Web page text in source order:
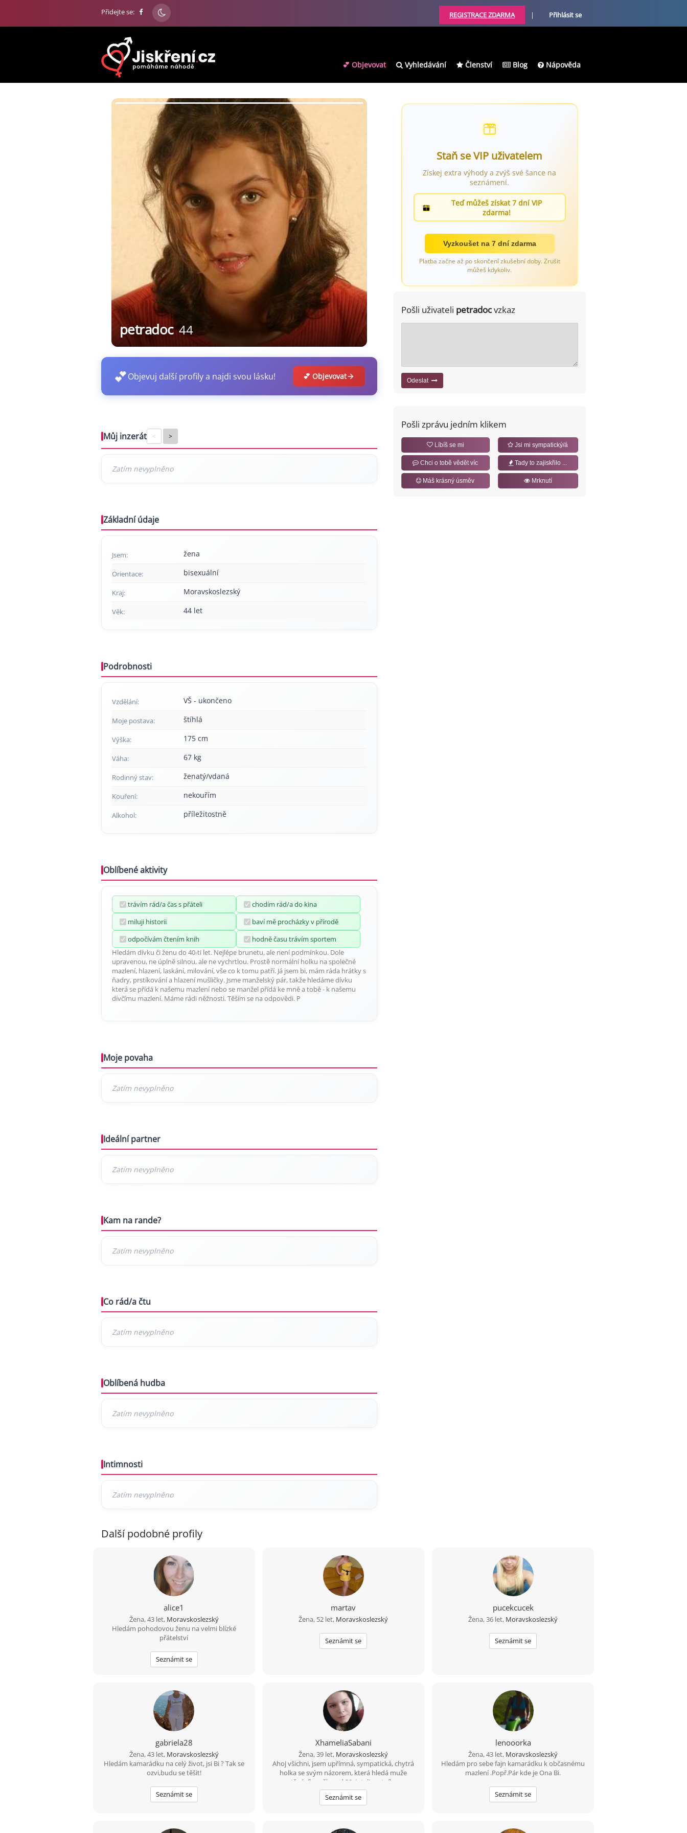
Přidejte se: REGISTRACE ZDARMA | Přihlásit se
💕 Objevovat Vyhledávání Členství Blog Nápověda
petradoc 44
💕Objevuj další profily a najdi svou lásku! 💕 Objevovat
Můj inzerát < >
Základní údaje
Jsem: žena
Orientace: bisexuální
Kraj: Moravskoslezský
Věk: 44 let
Podrobnosti
Vzdělání: VŠ - ukončeno
Moje postava: štíhlá
Výška: 175 cm
Váha: 67 kg
Rodinný stav: ženatý/vdaná
Kouření: nekouřím
Alkohol: příležitostně
Oblíbené aktivity
trávím rád/a čas s přáteli
chodím rád/a do kina
miluji historii
baví mě procházky v přírodě
odpočívám čtením knih
hodně času trávím sportem
Hledám dívku či ženu do 40-ti let. Nejlépe brunetu, ale není podmínkou. Dole
upravenou, ne úplně silnou, ale ne vychrtlou. Prostě normální holku na společné
mazlení, hlazení, laskání, milování, vše co k tomu patří. Já jsem bi, mám ráda hrátky s
ňadry, prstíkování a hlazení mušličky. Jsme manželský pár, takže hledáme dívku
která se přidá k našemu mazlení nebo se manžel přidá ke mně a tobě - k našemu
dívčímu mazlení. Máme rádi něžnosti. Těším se na odpovědi. P
Moje povaha
Ideální partner
Kam na rande?
Co rád/a čtu
Oblíbená hudba
Intimnosti
Staň se VIP uživatelem
Získej extra výhody a zvýš své šance na
seznámení.
Teď můžeš získat 7 dní VIP
zdarma!
Vyzkoušet na 7 dní zdarma
Platba začne až po skončení zkušební doby. Zrušit
můžeš kdykoliv.
Pošli uživateli petradocvzkaz
Odeslat
Pošli zprávu jedním klikem
Líbíš se mi Jsi mi sympatický/á
Chci o tobě vědět víc Tady to zajiskřilo ...
Máš krásný úsměv Mrknutí
Další podobné profily
alice1
Žena, 43 let, Moravskoslezský
Hledám pohodovou ženu na velmi blízké
přátelství
Seznámit se
martav
Žena, 52 let, Moravskoslezský
Seznámit se
pucekcucek
Žena, 36 let, Moravskoslezský
Seznámit se
gabriela28
Žena, 43 let, Moravskoslezský
Hledám kamarádku na celý život, jsi Bi ? Tak se
ozvi,budu se těšit!
Seznámit se
XhameliaSabani
Žena, 39 let, Moravskoslezský
Ahoj všichni, jsem upřímná, sympatická, chytrá
holka se svým názorem, která hledá muže
středního věku od 30, inteligentního,
zodpovědného, upřímného, soudného a
férového. Nemám ráda povrchní, hloupé,
vypadám trochu jinak, tak mi dejte kdyžtak pak
Seznámit se
lenooorka
Žena, 43 let, Moravskoslezský
Hledám pro sebe fajn kamarádku k občasnému
mazlení .Popř.Pár kde je Ona Bi.
Seznámit se